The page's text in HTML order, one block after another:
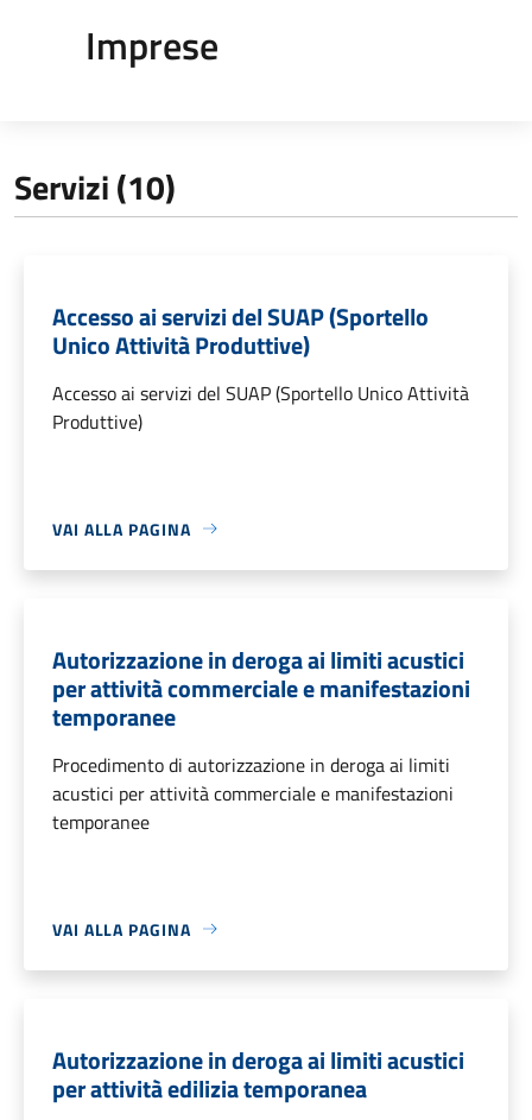
Imprese
Servizi (10)
Accesso ai servizi del SUAP (Sportello
Unico Attività Produttive)
Accesso ai servizi del SUAP (Sportello Unico Attività
Produttive)
VAI ALLA PAGINA
Autorizzazione in deroga ai limiti acustici
per attività commerciale e manifestazioni
temporanee
Procedimento di autorizzazione in deroga ai limiti
acustici per attività commerciale e manifestazioni
temporanee
VAI ALLA PAGINA
Autorizzazione in deroga ai limiti acustici
per attività edilizia temporanea